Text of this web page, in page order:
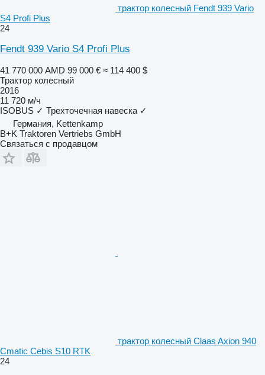
трактор колесный Fendt 939 Vario
S4 Profi Plus
24
Fendt 939 Vario S4 Profi Plus
41 770 000 AMD 99 000 € ≈ 114 400 $
Трактор колесный
2016
11 720 м/ч
ISOBUS ✓ Трехточечная навеска ✓
Германия, Kettenkamp
B+K Traktoren Vertriebs GmbH
Связаться с продавцом
трактор колесный Claas Axion 940
Cmatic Cebis S10 RTK
24